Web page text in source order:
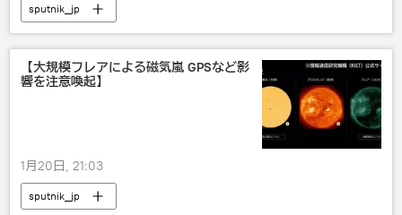
sputnik_jp
【大規模フレアによる磁気嵐 GPSなど影
響を注意喚起】
1月20日, 21:03
sputnik_jp